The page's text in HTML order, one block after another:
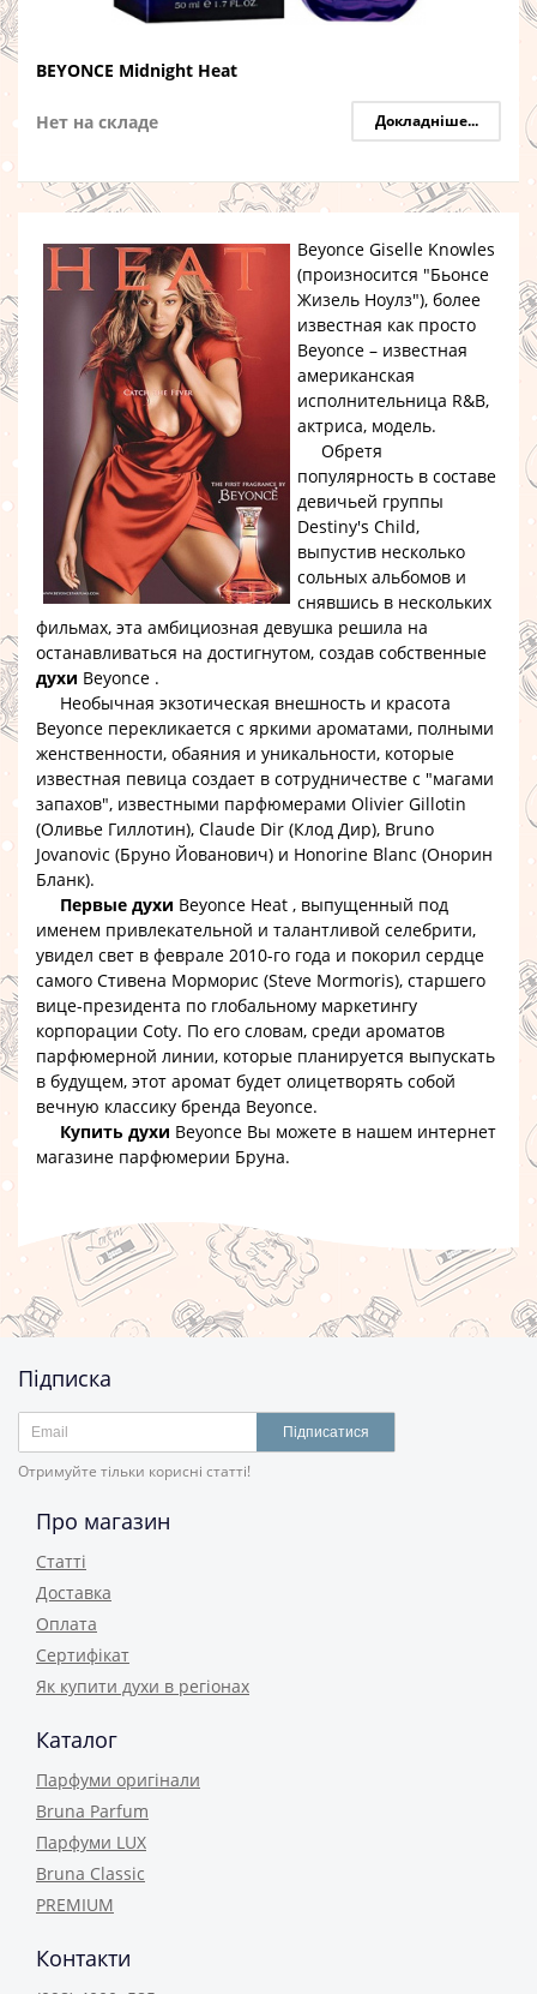
BEYONCE Midnight Heat
Нет на складе Докладніше...
Beyonce Giselle Knowles
(произносится "Бьонсе
Жизель Ноулз"), более
известная как просто
Beyonce – известная
американская
исполнительница R&B,
актриса, модель.
Обретя
популярность в составе
девичьей группы
Destiny's Child,
выпустив несколько
сольных альбомов и
снявшись в нескольких
фильмах, эта амбициозная девушка решила на
останавливаться на достигнутом, создав собственные
духи Beyonce .
Необычная экзотическая внешность и красота
Beyonce перекликается с яркими ароматами, полными
женственности, обаяния и уникальности, которые
известная певица создает в сотрудничестве с "магами
запахов", известными парфюмерами Olivier Gillotin
(Оливье Гиллотин), Claude Dir (Клод Дир), Bruno
Jovanovic (Бруно Йованович) и Honorine Blanc (Онорин
Бланк).
Первые духи Beyonce Heat , выпущенный под
именем привлекательной и талантливой селебрити,
увидел свет в феврале 2010-го года и покорил сердце
самого Стивена Морморис (Steve Mormoris), старшего
вице-президента по глобальному маркетингу
корпорации Coty. По его словам, среди ароматов
парфюмерной линии, которые планируется выпускать
в будущем, этот аромат будет олицетворять собой
вечную классику бренда Beyonce.
Купить духи Beyonce Вы можете в нашем интернет
магазине парфюмерии Бруна.
Підписка
Підписатися
Отримуйте тільки корисні статті!
Про магазин
Статті
Доставка
Оплата
Сертифікат
Як купити духи в регіонах
Каталог
Парфуми оригінали
Bruna Parfum
Парфуми LUX
Bruna Classic
PREMIUM
Контакти